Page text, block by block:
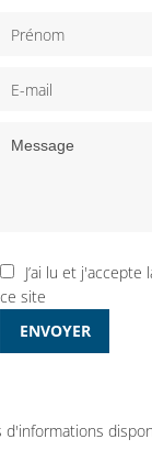
J’ai lu et j'accepte
ce site
ENVOYER
d'informations